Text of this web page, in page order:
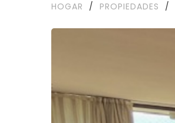
HOGAR / PROPIEDADES /